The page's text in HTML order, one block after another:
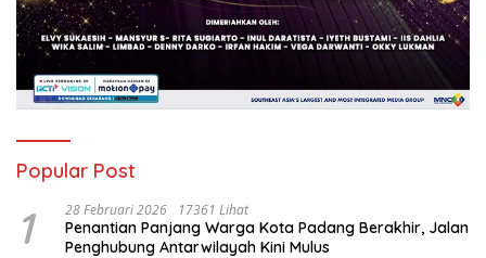
Popular Post
1 28 Februari 2026 17361 Lihat
Penantian Panjang Warga Kota Padang Berakhir, Jalan
Penghubung Antarwilayah Kini Mulus